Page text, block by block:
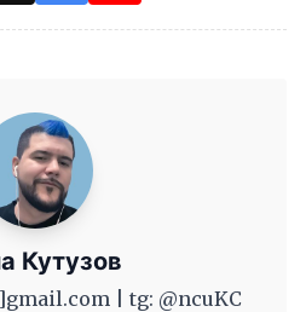
Кутузов
| tg: @ncuKC